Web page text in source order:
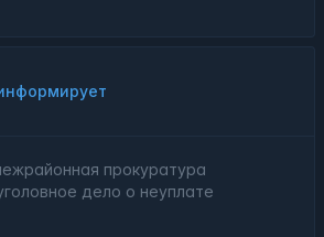
прокуратура
дело о неуплате